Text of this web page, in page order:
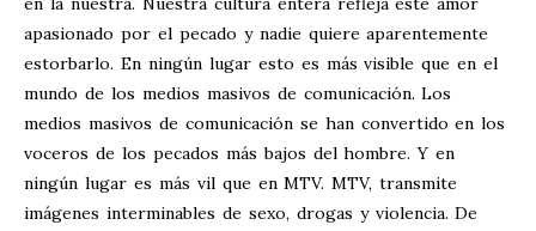
apasionado por el pecado y nadie quiere aparentemente
estorbarlo. En ningún lugar esto es más visible que en el
mundo de los medios masivos de comunicación. Los
medios masivos de comunicación se han convertido en los
voceros de los pecados más bajos del hombre. Y en
ningún lugar es más vil que en MTV. MTV, transmite
imágenes interminables de sexo, drogas y violencia. De